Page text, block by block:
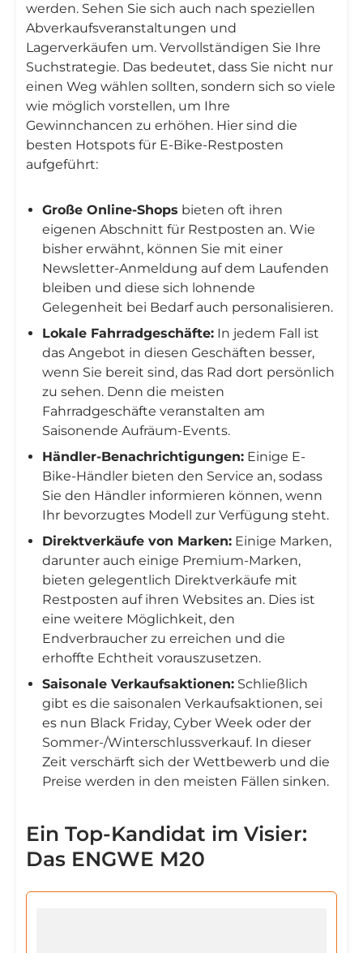
werden. Sehen Sie sich auch nach speziellen
Abverkaufsveranstaltungen und
Lagerverkäufen um. Vervollständigen Sie Ihre
Suchstrategie. Das bedeutet, dass Sie nicht nur
einen Weg wählen sollten, sondern sich so viele
wie möglich vorstellen, um Ihre
Gewinnchancen zu erhöhen. Hier sind die
besten Hotspots für E-Bike-Restposten
aufgeführt:
Große Online-Shops bieten oft ihren
eigenen Abschnitt für Restposten an. Wie
bisher erwähnt, können Sie mit einer
Newsletter-Anmeldung auf dem Laufenden
bleiben und diese sich lohnende
Gelegenheit bei Bedarf auch personalisieren.
Lokale Fahrradgeschäfte: In jedem Fall ist
das Angebot in diesen Geschäften besser,
wenn Sie bereit sind, das Rad dort persönlich
zu sehen. Denn die meisten
Fahrradgeschäfte veranstalten am
Saisonende Aufräum-Events.
Händler-Benachrichtigungen: Einige E-
Bike-Händler bieten den Service an, sodass
Sie den Händler informieren können, wenn
Ihr bevorzugtes Modell zur Verfügung steht.
Direktverkäufe von Marken: Einige Marken,
darunter auch einige Premium-Marken,
bieten gelegentlich Direktverkäufe mit
Restposten auf ihren Websites an. Dies ist
eine weitere Möglichkeit, den
Endverbraucher zu erreichen und die
erhoffte Echtheit vorauszusetzen.
Saisonale Verkaufsaktionen: Schließlich
gibt es die saisonalen Verkaufsaktionen, sei
es nun Black Friday, Cyber Week oder der
Sommer-/Winterschlussverkauf. In dieser
Zeit verschärft sich der Wettbewerb und die
Preise werden in den meisten Fällen sinken.
Ein Top-Kandidat im Visier:
Das ENGWE M20